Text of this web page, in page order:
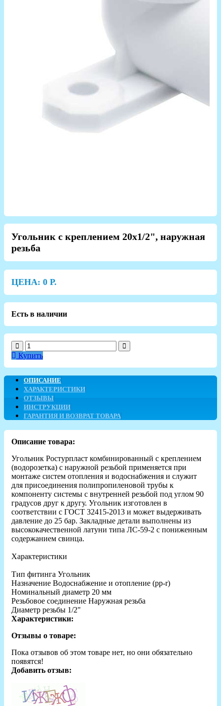
Угольник с креплением 20х1/2", наружная
резьба
ЦЕНА: 0 Р.
Есть в наличии
Купить
ОПИСАНИЕ
ХАРАКТЕРИСТИКИ
ОТЗЫВЫ
ИНСТРУКЦИИ
ГАРАНТИЯ И ВОЗВРАТ ТОВАРА
Описание товара:
Угольник Ростурпласт комбинированный с креплением
(водорозетка) с наружной резьбой применяется при
монтаже систем отопления и водоснабжения и служит
для присоединения полипропиленовой трубы к
компоненту системы с внутренней резьбой под углом 90
градусов друг к другу. Угольник изготовлен в
соответствии с ГОСТ 32415-2013 и может выдерживать
давление до 25 бар. Закладные детали выполнены из
высококачественной латуни типа ЛС-59-2 с пониженным
содержанием свинца.
Характеристики
Тип фитинга Угольник
Назначение Водоснабжение и отопление (рр-r)
Номинальный диаметр 20 мм
Резьбовое соединение Наружная резьба
Диаметр резьбы 1/2"
Характеристики:
Отзывы о товаре:
Пока отзывов об этом товаре нет, но они обязательно
появятся!
Добавить отзыв: